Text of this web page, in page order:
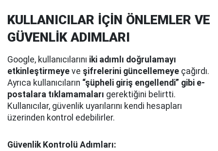
KULLANICILAR İÇİN ÖNLEMLER VE
GÜVENLİK ADIMLARI
Google, kullanıcılarını iki adımlı doğrulamayı
etkinleştirmeye ve şifrelerini güncellemeye çağırdı.
Ayrıca kullanıcıların “şüpheli giriş engellendi” gibi e-
postalara tıklamamaları gerektiğini belirtti.
Kullanıcılar, güvenlik uyarılarını kendi hesapları
üzerinden kontrol edebilirler.
Güvenlik Kontrolü Adımları: